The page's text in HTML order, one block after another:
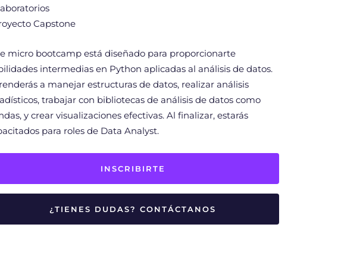
Capstone
micro bootcamp está diseñado para proporcionarte
intermedias en Python aplicadas al análisis de datos.
a manejar estructuras de datos, realizar análisis
trabajar con bibliotecas de análisis de datos como
y crear visualizaciones efectivas. Al finalizar, estarás
para roles de Data Analyst.
INSCRIBIRTE
¿TIENES DUDAS? CONTÁCTANOS